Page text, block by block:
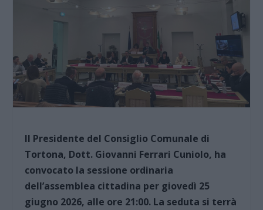
Il Presidente del Consiglio Comunale di
Tortona, Dott. Giovanni Ferrari Cuniolo, ha
convocato la sessione ordinaria
dell’assemblea cittadina per giovedì 25
giugno 2026, alle ore 21:00. La seduta si terrà